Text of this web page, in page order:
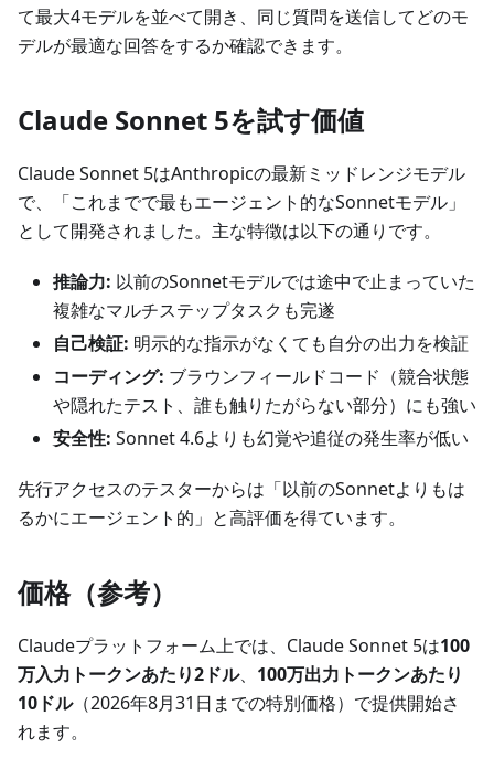
て最大4モデルを並べて開き、同じ質問を送信してどのモ
デルが最適な回答をするか確認できます。
Claude Sonnet 5を試す価値
Claude Sonnet 5はAnthropicの最新ミッドレンジモデル
で、「これまでで最もエージェント的なSonnetモデル」
として開発されました。主な特徴は以下の通りです。
推論力: 以前のSonnetモデルでは途中で止まっていた
複雑なマルチステップタスクも完遂
自己検証: 明示的な指示がなくても自分の出力を検証
コーディング: ブラウンフィールドコード（競合状態
や隠れたテスト、誰も触りたがらない部分）にも強い
安全性: Sonnet 4.6よりも幻覚や追従の発生率が低い
先行アクセスのテスターからは「以前のSonnetよりもは
るかにエージェント的」と高評価を得ています。
価格（参考）
Claudeプラットフォーム上では、Claude Sonnet 5は100
万入力トークンあたり2ドル、 100万出力トークンあたり
10ドル（2026年8月31日までの特別価格）で提供開始さ
れます。